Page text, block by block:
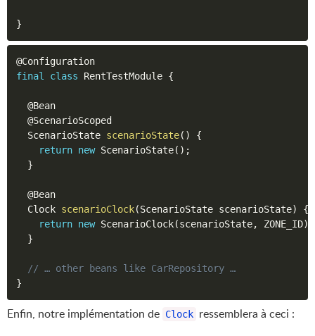
}
@Configuration
final
class RentTestModule {
@Bean
@ScenarioScoped
  ScenarioState
scenarioState( )
{
return new ScenarioState( ) ;
}
@Bean
  Clock
scenarioClock(ScenarioState scenarioState)
{
return new ScenarioClock(scenarioState, ZONE_ID)
}
// … other beans like CarRepository …
}
Enfin, notre implémentation de Clock ressemblera à ceci :